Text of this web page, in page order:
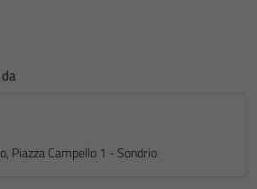
Piazza Campello 1 - Sondrio